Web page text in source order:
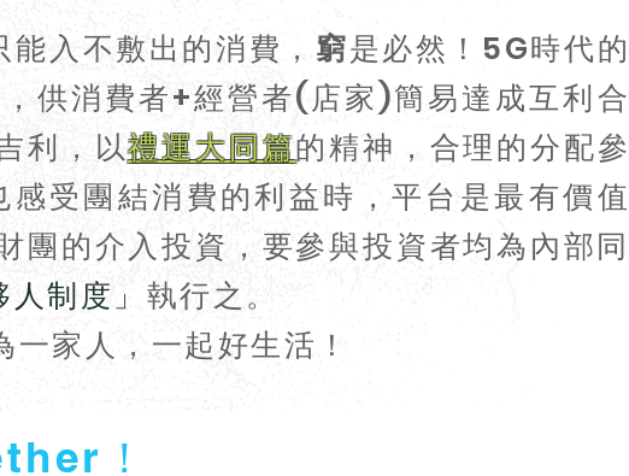
入不敷出的消費， 窮是必然！5G時代
供消費者+經營者(店家)簡易達成互利合
利，以禮運大同篇的精神，合理的分配
受團結消費的利益時，平台是最有價值
團的介入投資，要參與投資者均為內部同
人制度」 執行之。
家人，一起好生活！
！